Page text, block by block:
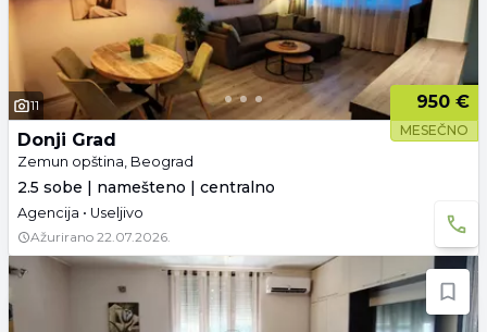
11 950 €
MESEČNO
Donji Grad
Zemun opština, Beograd
2.5 sobe | namešteno | centralno
Agencija • Useljivo
Ažurirano 22.07.2026.